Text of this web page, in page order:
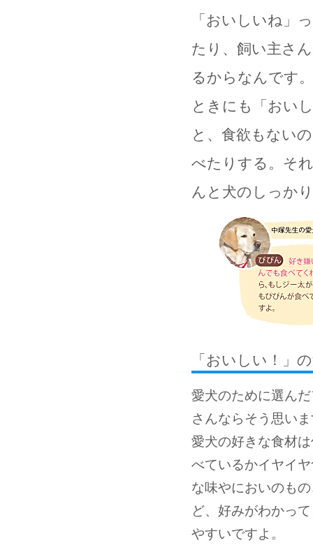
「おいしいね」
たり、飼い主さ
るからなんです
ときにも「おい
と、食欲もない
べたりする。そ
んと犬のしっか
「おいしい！」
愛犬のために選ん
さんならそう思い
愛犬の好きな食材
べているかイヤイ
な味やにおいのも
ど、好みがわかっ
やすいですよ。